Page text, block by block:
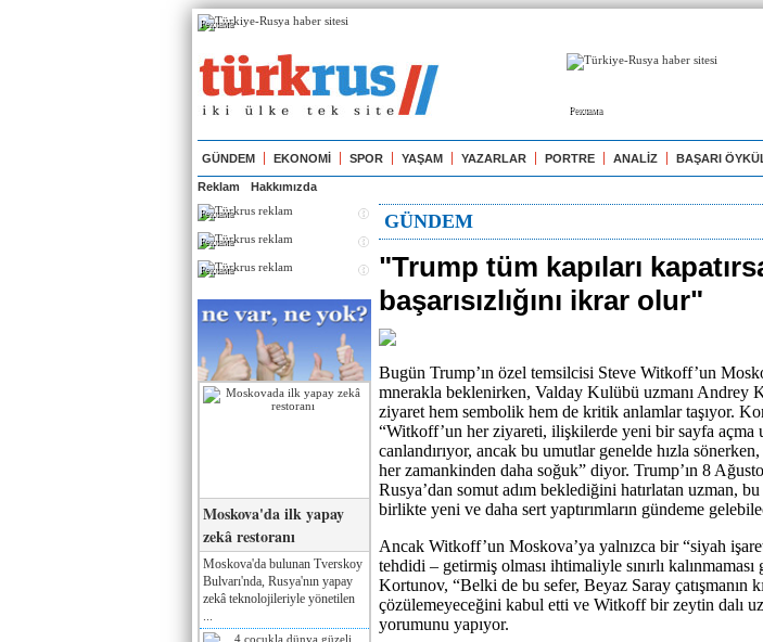
Реклама
Реклама
GÜNDEM EKONOMİ SPOR YAŞAM YAZARLAR PORTRE ANALİZ BAŞARI
Reklam Hakkımızda
Реклама
Реклама
Реклама
Moskova'da ilk yapay
zekâ restoranı
Moskova'da bulunan Tverskoy
Bulvarı'nda, Rusya'nın yapay
zekâ teknolojileriyle yönetilen
GÜNDEM
"Trump tüm kapıları
başarısızlığını ikrar olur"
Bugün Trump’ın özel temsilcisi Steve Witkoff’un
mnerakla beklenirken, Valday Kulübü uzmanı Andrey
ziyaret hem sembolik hem de kritik anlamlar taşıyor.
“Witkoff’un her ziyareti, ilişkilerde yeni bir sayfa açma
canlandırıyor, ancak bu umutlar genelde hızla
her zamankinden daha soğuk” diyor. Trump’ın 8
Rusya’dan somut adım beklediğini hatırlatan uzman,
birlikte yeni ve daha sert yaptırımların gündeme
Ancak Witkoff’un Moskova’ya yalnızca bir “siyah
tehdidi – getirmiş olması ihtimaliyle sınırlı
Kortunov, “Belki de bu sefer, Beyaz Saray çatışmanın
çözülemeyeceğini kabul etti ve Witkoff bir zeytin dalı
yorumunu yapıyor.